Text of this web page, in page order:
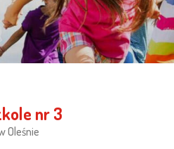
nr 3
Oleśnie